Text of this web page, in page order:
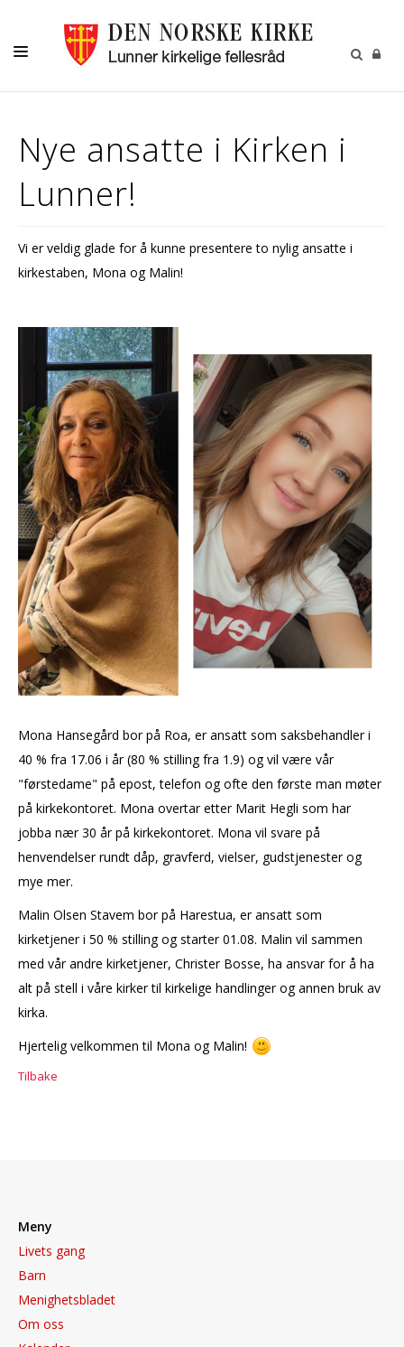
BARN OG UNGE
OM OSS
KALENDER
Nye ansatte i Kirken i
Lunner!
Vi er veldig glade for å kunne presentere to nylig ansatte i
kirkestaben, Mona og Malin!
Mona Hansegård bor på Roa, er ansatt som saksbehandler i
40 % fra 17.06 i år (80 % stilling fra 1.9) og vil være vår
"førstedame" på epost, telefon og ofte den første man møter
på kirkekontoret. Mona overtar etter Marit Hegli som har
jobba nær 30 år på kirkekontoret. Mona vil svare på
henvendelser rundt dåp, gravferd, vielser, gudstjenester og
mye mer.
Malin Olsen Stavem bor på Harestua, er ansatt som
kirketjener i 50 % stilling og starter 01.08. Malin vil sammen
med vår andre kirketjener, Christer Bosse, ha ansvar for å ha
alt på stell i våre kirker til kirkelige handlinger og annen bruk av
kirka.
Hjertelig velkommen til Mona og Malin!
Tilbake
Meny
Livets gang
Barn
Menighetsbladet
Om oss